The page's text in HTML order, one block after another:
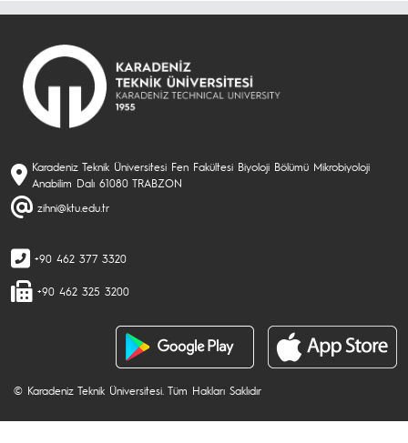
Karadeniz Teknik Üniversitesi Fen Fakültesi Biyoloji Bölümü Mikrobiyoloji
Anabilim Dalı 61080 TRABZON
zihni@ktu.edu.tr
+90 462 377 3320
+90 462 325 3200
© Karadeniz Teknik Üniversitesi. Tüm Hakları Saklıdır